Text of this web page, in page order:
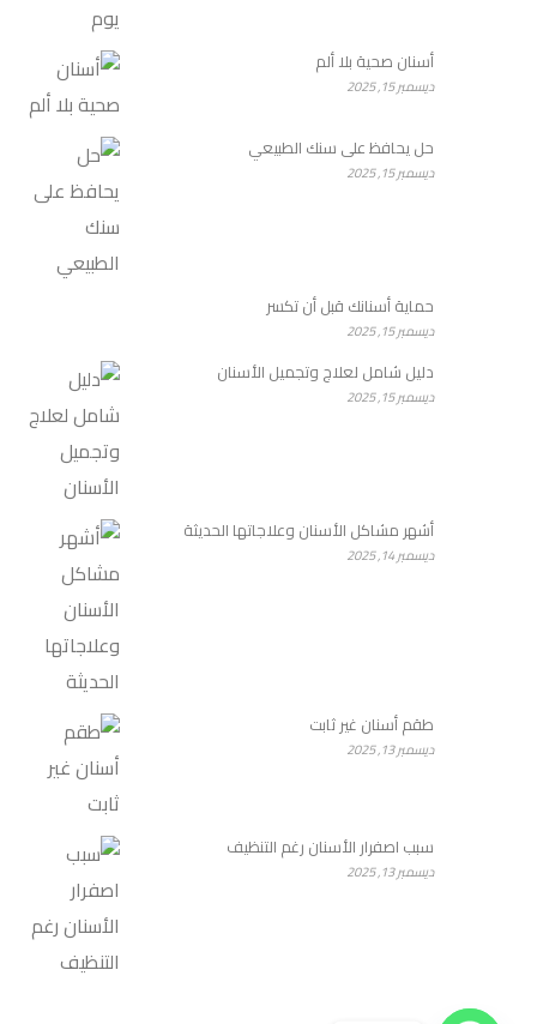
أسنان صحية بلا ألم
ديسمبر 15, 2025
حل يحافظ على سنك الطبيعي
ديسمبر 15, 2025
حماية أسنانك قبل أن تكسر
ديسمبر 15, 2025
دليل شامل لعلاج وتجميل الأسنان
ديسمبر 15, 2025
أشهر مشاكل الأسنان وعلاجاتها الحديثة
ديسمبر 14, 2025
طقم أسنان غير ثابت
ديسمبر 13, 2025
سبب اصفرار الأسنان رغم التنظيف
ديسمبر 13, 2025